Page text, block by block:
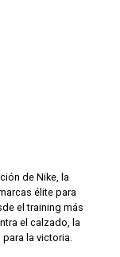
de Nike, la
élite para
el training más
el calzado, la
la victoria.